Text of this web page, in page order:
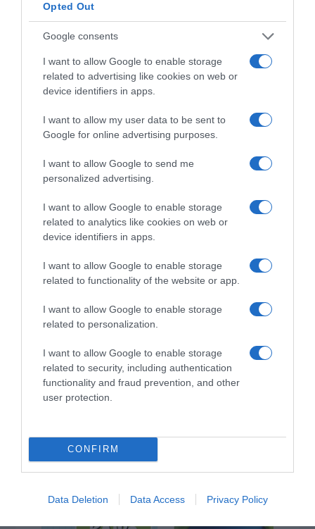
Opted Out
Google consents
I want to allow Google to enable storage
related to advertising like cookies on web or
device identifiers in apps.
I want to allow my user data to be sent to
Google for online advertising purposes.
I want to allow Google to send me
personalized advertising.
I want to allow Google to enable storage
related to analytics like cookies on web or
device identifiers in apps.
I want to allow Google to enable storage
related to functionality of the website or app.
I want to allow Google to enable storage
related to personalization.
I want to allow Google to enable storage
related to security, including authentication
functionality and fraud prevention, and other
user protection.
CONFIRM
Data Deletion Data Access Privacy Policy